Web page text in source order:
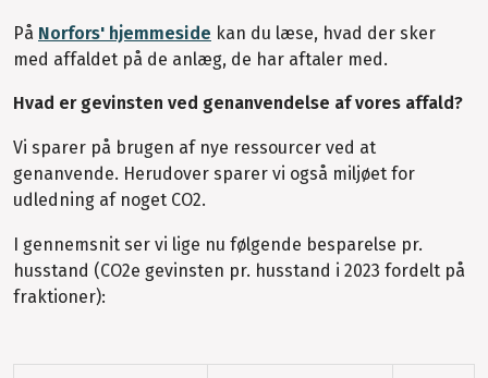
På Norfors' hjemmeside kan du læse, hvad der sker
med affaldet på de anlæg, de har aftaler med.
Hvad er gevinsten ved genanvendelse af vores affald?
Vi sparer på brugen af nye ressourcer ved at
genanvende. Herudover sparer vi også miljøet for
udledning af noget CO2.
I gennemsnit ser vi lige nu følgende besparelse pr.
husstand (CO2e gevinsten pr. husstand i 2023 fordelt på
fraktioner):